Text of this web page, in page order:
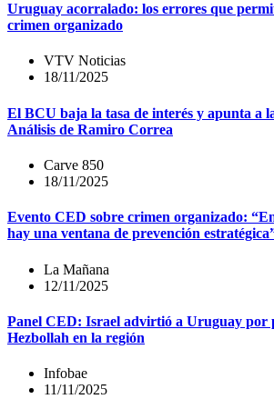
Uruguay acorralado: los errores que
crimen organizado
VTV Noticias
18/11/2025
El BCU baja la tasa de interés y apunta a
Análisis de Ramiro Correa
Carve 850
18/11/2025
Evento CED sobre crimen organizado:
hay una ventana de prevención
La Mañana
12/11/2025
Panel CED: Israel advirtió a Uruguay por
Hezbollah en la región
Infobae
11/11/2025